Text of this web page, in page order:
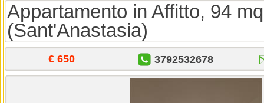
Appartamento in Affitto, 94 mq
(Sant'Anastasia)
€ 650 3792532678